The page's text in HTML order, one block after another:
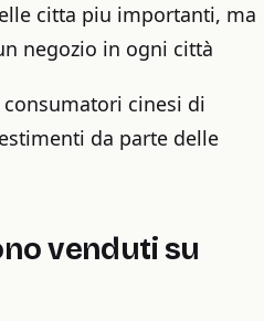
citta piu importanti, ma
negozio in ogni città
cinesi di
da parte delle
venduti su